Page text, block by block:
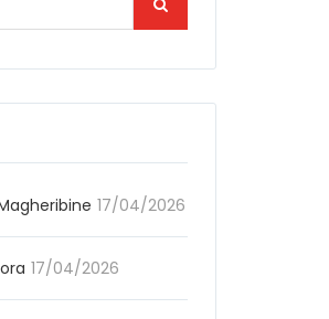
17/04/2026
17/04/2026